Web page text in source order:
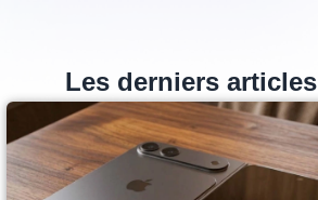
Les derniers articles